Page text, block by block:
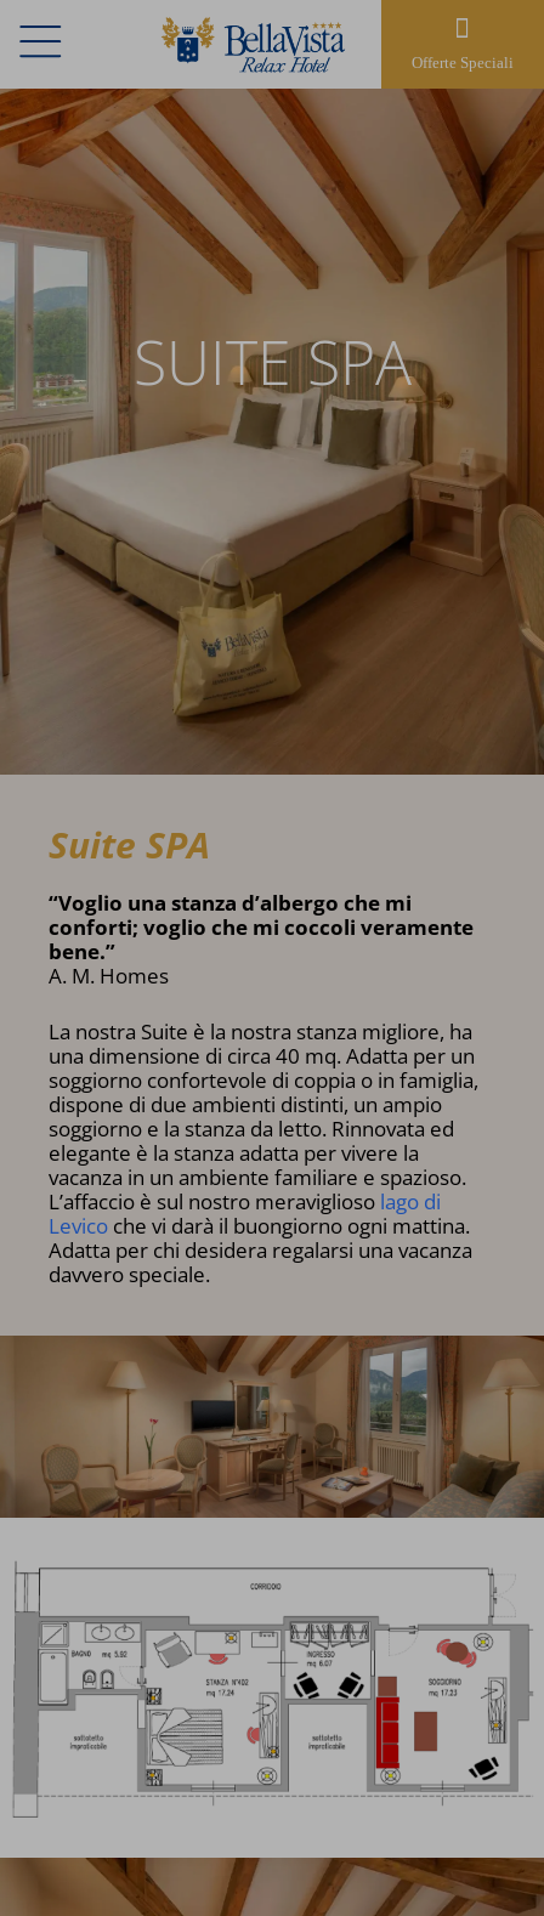
Offerte Speciali
SUITE SPA
Suite SPA
“Voglio una stanza d’albergo che mi
conforti; voglio che mi coccoli veramente
bene.”
A. M. Homes
La nostra Suite è la nostra stanza migliore, ha
una dimensione di circa 40 mq. Adatta per un
soggiorno confortevole di coppia o in famiglia,
dispone di due ambienti distinti, un ampio
soggiorno e la stanza da letto. Rinnovata ed
elegante è la stanza adatta per vivere la
vacanza in un ambiente familiare e spazioso.
L’affaccio è sul nostro meraviglioso lago di
Levico che vi darà il buongiorno ogni mattina.
Adatta per chi desidera regalarsi una vacanza
davvero speciale.